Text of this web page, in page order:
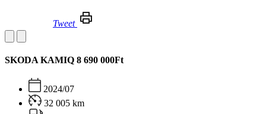
Tweet
SKODA KAMIQ 8 690 000Ft
2024/07
32 005 km